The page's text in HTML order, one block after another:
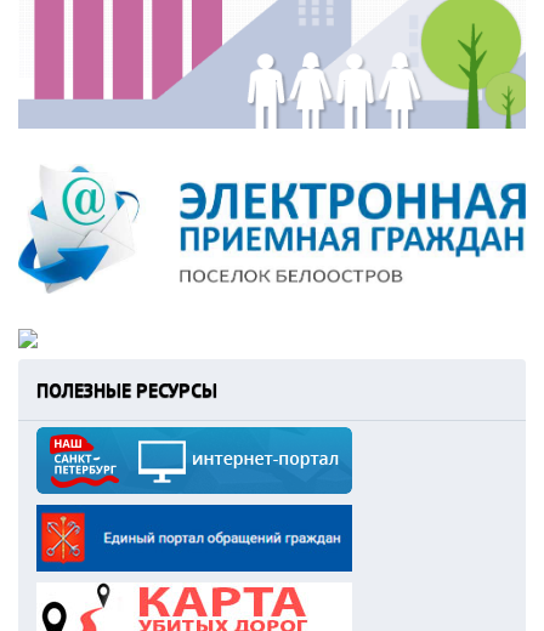
ПОЛЕЗНЫЕ РЕСУРСЫ